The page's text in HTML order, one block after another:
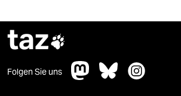
taz
Folgen Sie uns